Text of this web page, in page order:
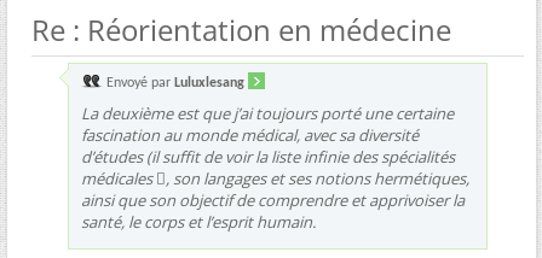
Re : Réorientation en médecine
Envoyé par Luluxlesang
La deuxième est que j’ai toujours porté une certaine
fascination au monde médical, avec sa diversité
d’études (il suffit de voir la liste infinie des spécialités
médicales , son langages et ses notions hermétiques,
ainsi que son objectif de comprendre et apprivoiser la
santé, le corps et l’esprit humain.